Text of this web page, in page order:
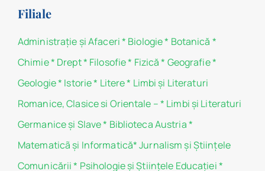
Filiale
Administraţie şi Afaceri* Biologie* Botanică *
Chimie* Drept* Filosofie* Fizică * Geografie*
Geologie* Istorie* Litere* Limbi și Literaturi
Romanice, Clasice si Orientale –* Limbi și Literaturi
Germanice şi Slave* Biblioteca Austria*
Matematicã și Informatică*Jurnalism şi Ştiinţele
Comunicării * Psihologie şi Ştiinţele Educaţiei*